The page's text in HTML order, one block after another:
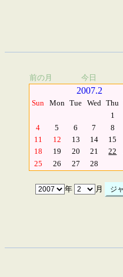
前の月 今日
2007.2
Sun Mon Tue Wed Thu
1
4
5 6 7 8
11
12 13 14 15
18
19 20 21 22
25
26 27 28
年 月